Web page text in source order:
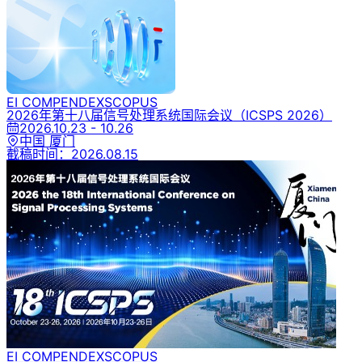
EI COMPENDEXSCOPUS
2026年第十八届信号处理系统国际会议 （ICSPS 2026）
2026.10.23 - 10.26
中国 厦门
截稿时间： 2026.08.15
EI COMPENDEXSCOPUS